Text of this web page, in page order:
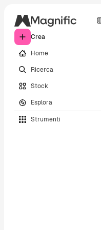
Crea
Home
Ricerca
Stock
Esplora
Strumenti